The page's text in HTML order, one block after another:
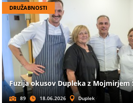
DRUŽABNOSTI
Fuzija okusov Dupleka z Mojmirjem
89 18.06.2026 Duplek